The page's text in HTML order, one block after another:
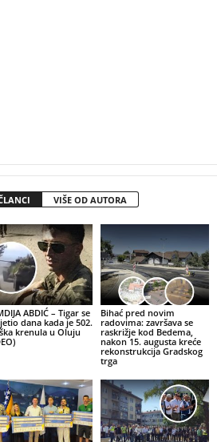
VIŠE OD AUTORA
ABDIĆ – Tigar se
dana kada je 502.
krenula u Oluju
Bihać pred novim
radovima: završava se
raskrižje kod Bedema,
nakon 15. augusta kreće
rekonstrukcija Gradskog
trga